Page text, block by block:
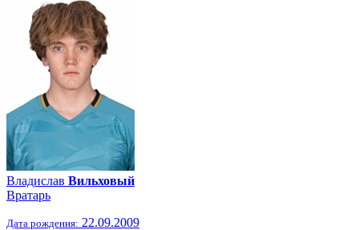
Владислав Вильховый
Вратарь
Дата рождения: 22.09.2009